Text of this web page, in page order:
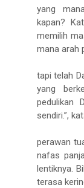
yang
kapan?
memilih
mana arah
tapi telah
yang
pedulikan
sendiri.”,
perawan
nafas
lentiknya.
terasa